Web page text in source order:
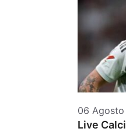
06
Live